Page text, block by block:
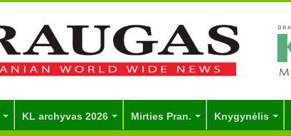
KL archyvas 2026 Mirties Pran. Knygynėlis